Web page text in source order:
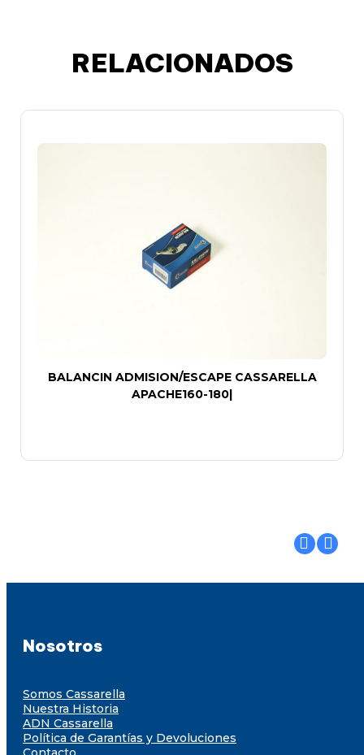
RELACIONADOS
BALANCIN ADMISION/ESCAPE CASSARELLA
APACHE160-180|
Nosotros
Somos Cassarella
Nuestra Historia
ADN Cassarella
Política de Garantías y Devoluciones